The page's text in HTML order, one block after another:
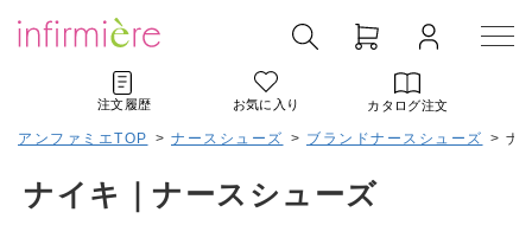
注文履歴 お気に入り カタログ注文
アンファミエTOP > ナースシューズ > ブランドナースシューズ > ナ
ナイキ｜ナースシューズ